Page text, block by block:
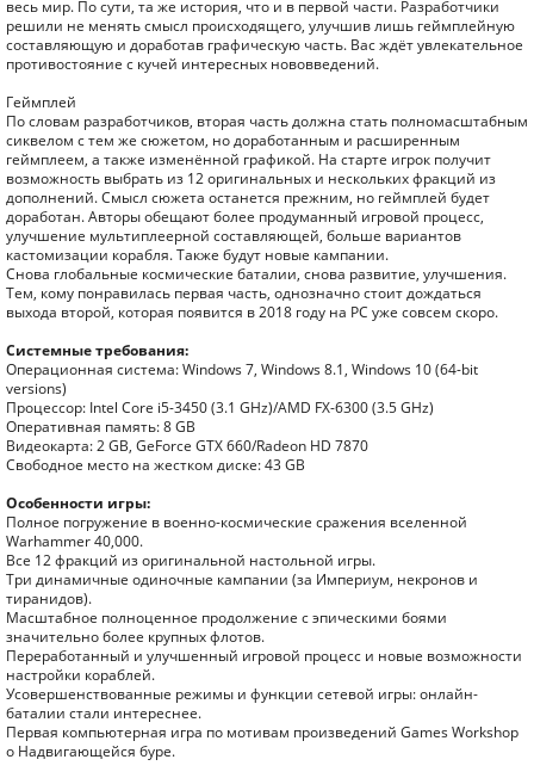
весь мир. По сути, та же история, что и в первой части. Разработчики
решили не менять смысл происходящего, улучшив лишь геймплейную
составляющую и доработав графическую часть. Вас ждёт увлекательное
противостояние с кучей интересных нововведений.
Геймплей
По словам разработчиков, вторая часть должна стать полномасштабным
сиквелом с тем же сюжетом, но доработанным и расширенным
геймплеем, а также изменённой графикой. На старте игрок получит
возможность выбрать из 12 оригинальных и нескольких фракций из
дополнений. Смысл сюжета останется прежним, но геймплей будет
доработан. Авторы обещают более продуманный игровой процесс,
улучшение мультиплеерной составляющей, больше вариантов
кастомизации корабля. Также будут новые кампании.
Снова глобальные космические баталии, снова развитие, улучшения.
Тем, кому понравилась первая часть, однозначно стоит дождаться
выхода второй, которая появится в 2018 году на PC уже совсем скоро.
Системные требования:
Операционная система: Windows 7, Windows 8.1, Windows 10 (64-bit
versions)
Процессор: Intel Core i5-3450 (3.1 GHz)/AMD FX-6300 (3.5 GHz)
Оперативная память: 8 GB
Видеокарта: 2 GB, GeForce GTX 660/Radeon HD 7870
Свободное место на жестком диске: 43 GB
Особенности игры:
Полное погружение в военно-космические сражения вселенной
Warhammer 40,000.
Все 12 фракций из оригинальной настольной игры.
Три динамичные одиночные кампании (за Империум, некронов и
тиранидов).
Масштабное полноценное продолжение с эпическими боями
значительно более крупных флотов.
Переработанный и улучшенный игровой процесс и новые возможности
настройки кораблей.
Усовершенствованные режимы и функции сетевой игры: онлайн-
баталии стали интереснее.
Первая компьютерная игра по мотивам произведений Games Workshop
о Надвигающейся буре.